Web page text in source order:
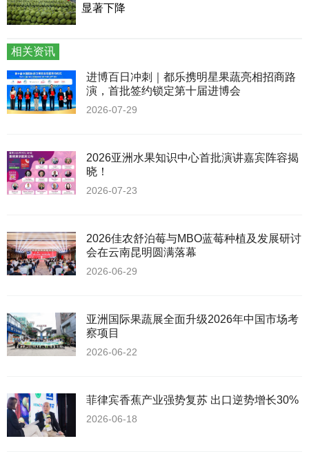
显著下降
相关资讯
进博百日冲刺｜都乐携明星果蔬亮相招商路
演，首批签约锁定第十届进博会
2026-07-29
2026亚洲水果知识中心首批演讲嘉宾阵容揭
晓！
2026-07-23
2026佳农舒泊莓与MBO蓝莓种植及发展研讨
会在云南昆明圆满落幕
2026-06-29
亚洲国际果蔬展全面升级2026年中国市场考
察项目
2026-06-22
菲律宾香蕉产业强势复苏 出口逆势增长30%
2026-06-18